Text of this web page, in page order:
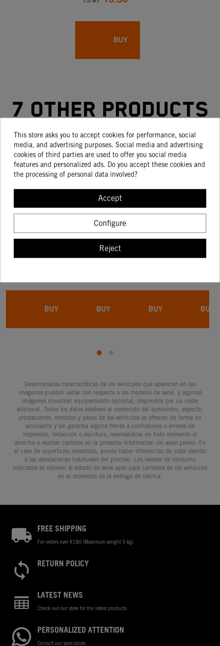
MM
BUY
7 other products
in the same
category:
-15%
CADENA
MX
85.06
BUY
-15%
CHAIN
100.79
BUY
-15%
CADENA
KTM XW-
RIN
520 118
139.03
BUY
-15%
CHAIN
99.04
BUY
Determinadas características de los vehículos que aparecen en las
imágenes pueden variar con respecto a los modelos de serie, y algunas
imágenes muestran equipamiento opcional, disponible por un coste
adicional. Todos los datos relativos al contenido del suministro, aspecto,
prestaciones, medidas y pesos de los vehículos se ofrecen de forma no
vinculante y sin garantía alguna frente a confusiones o errores de
impresión, redacción o escritura; reservándose en todo momento el
derecho a realizar cambios en la presente información sin aviso previo. En
el caso de superficies revestidas, puede haber diferencias de color debido
a las desviaciones habituales del proceso. Los valores de consumo
indicados se refieren al estado de serie apto para carretera de los vehículos
en el momento de la entrega de fábrica.
FREE SHIPPING
For orders over €180 (Maximum weight 5 kg)
RETURN POLICY
LATEST NEWS
Check out our store for the latest products
PERSONALIZED ATTENTION
Consult our specialists
This store asks you to accept cookies for performance, social
media, and advertising purposes. Social media and advertising
cookies of third parties are used to offer you social media
features and personalized ads. Do you accept these cookies and
the processing of personal data involved?
Accept
Configure
Reject